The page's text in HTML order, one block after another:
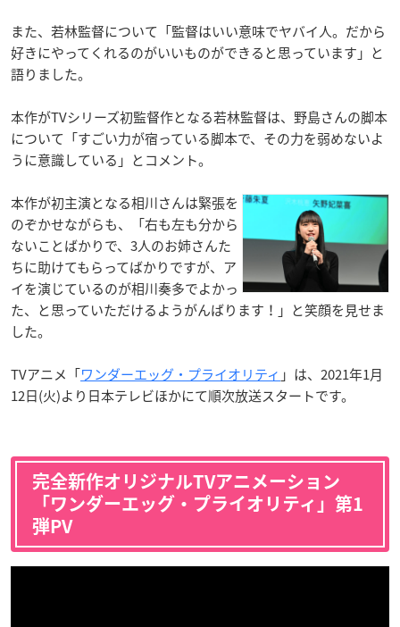
また、若林監督について「監督はいい意味でヤバイ人。だから
好きにやってくれるのがいいものができると思っています」と
語りました。
本作がTVシリーズ初監督作となる若林監督は、野島さんの脚本
について「すごい力が宿っている脚本で、その力を弱めないよ
うに意識している」とコメント。
本作が初主演となる相川さんは緊張を
のぞかせながらも、「右も左も分から
ないことばかりで、3人のお姉さんた
ちに助けてもらってばかりですが、ア
イを演じているのが相川奏多でよかっ
た、と思っていただけるようがんばります！」と笑顔を見せま
した。
TVアニメ「ワンダーエッグ・プライオリティ 」は、2021年1月
12日(火)より日本テレビほかにて順次放送スタートです。
完全新作オリジナルTVアニメーション
「ワンダーエッグ・プライオリティ」第1
弾PV